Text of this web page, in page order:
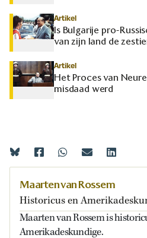
Artikel
Is Bulgarije pro-
van zijn land de
Artikel
Het Proces van
misdaad werd
Maarten van Rossem
Historicus en
Maarten van Rossem is
Amerikadeskundige.